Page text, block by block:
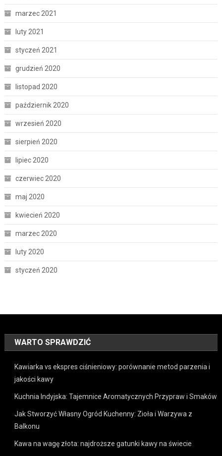
marzec 2021
luty 2021
styczeń 2021
grudzień 2020
listopad 2020
październik 2020
wrzesień 2020
sierpień 2020
lipiec 2020
czerwiec 2020
maj 2020
kwiecień 2020
marzec 2020
luty 2020
styczeń 2020
WARTO SPRAWDZIĆ
Kawiarka vs ekspres ciśnieniowy: porównanie metod parzenia i
jakości kawy
Kuchnia Indyjska: Tajemnice Aromatycznych Przypraw i Smaków
Jak Stworzyć Własny Ogród Kuchenny: Zioła i Warzywa z
Balkonu
Kawa na wagę złota: najdroższe gatunki kawy na świecie